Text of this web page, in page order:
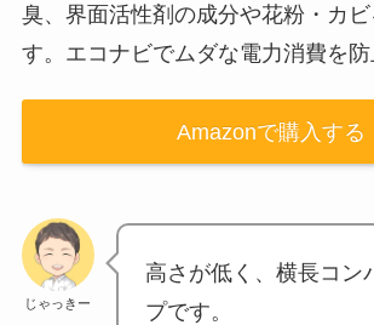
臭、界面活性剤の成分や花粉・カビ
す。エコナビでムダな電力消費を防
Amazonで購入する
じゃっきー
高さが低く、横長コン
プです。